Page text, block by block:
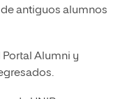
antiguos alumnos
Alumni y